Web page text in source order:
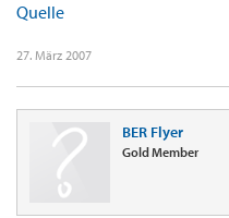
Quelle
27. März 2007
BER Flyer
Gold Member